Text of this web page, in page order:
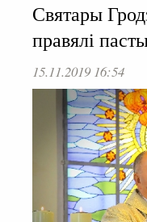
Святары
правялі
15.11.2019 16:54